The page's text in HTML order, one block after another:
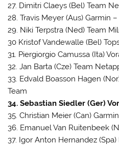
27. Dimitri Claeys (Bel) Team
28. Travis Meyer (Aus) Garmin
29. Niki Terpstra (Ned) Team
30 Kristof Vandewalle (Bel)
31. Piergiorgio Camussa (Ita)
32. Jan Barta (Cze) Team
33. Edvald Boasson Hagen
Team
34. Sebastian Siedler (Ger)
35. Christian Meier (Can)
36. Emanuel Van Ruitenbeek
37. Igor Anton Hernandez